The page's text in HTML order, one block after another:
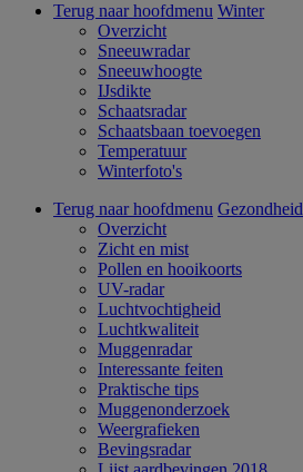
Terug naar hoofdmenu Winter
Overzicht
Sneeuwradar
Sneeuwhoogte
IJsdikte
Schaatsradar
Schaatsbaan toevoegen
Temperatuur
Winterfoto's
Terug naar hoofdmenu Gezondheid
Overzicht
Zicht en mist
Pollen en hooikoorts
UV-radar
Luchtvochtigheid
Luchtkwaliteit
Muggenradar
Interessante feiten
Praktische tips
Muggenonderzoek
Weergrafieken
Bevingsradar